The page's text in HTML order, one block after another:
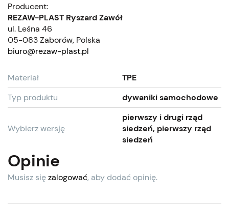
Producent:
REZAW-PLAST Ryszard Zawół
ul. Leśna 46
05-083 Zaborów, Polska
biuro@rezaw-plast.pl
Materiał
TPE
Typ produktu
dywaniki samochodowe
Wybierz wersję
pierwszy i drugi rząd
siedzeń, pierwszy rząd
siedzeń
Opinie
Musisz sięzalogować, aby dodać opinię.